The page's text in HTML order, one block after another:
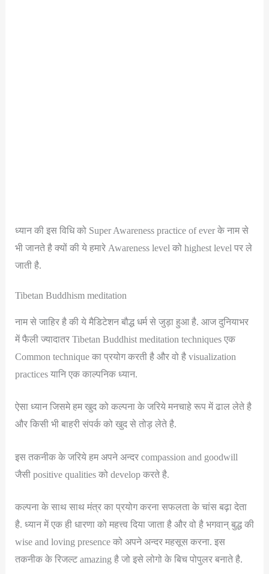
ध्यान की इस विधि को Super Awareness practice of ever के नाम से
भी जानते है क्यों की ये हमारे Awareness level को highest level पर ले
जाती है.
Tibetan Buddhism meditation
नाम से जाहिर है की ये मैडिटेशन बौद्ध धर्म से जुड़ा हुआ है. आज दुनियाभर
में फैली ज्यादातर Tibetan Buddhist meditation techniques एक
Common technique का प्रयोग करती है और वो है visualization
practices यानि एक काल्पनिक ध्यान.
ऐसा ध्यान जिसमे हम खुद को कल्पना के जरिये मनचाहे रूप में ढाल लेते है
और किसी भी बाहरी संपर्क को खुद से तोड़ लेते है.
इस तकनीक के जरिये हम अपने अन्दर compassion and goodwill
जैसी positive qualities को develop करते है.
कल्पना के साथ साथ मंत्र का प्रयोग करना सफलता के चांस बढ़ा देता
है. ध्यान में एक ही धारणा को महत्त्व दिया जाता है और वो है भगवान् बुद्ध की
wise and loving presence को अपने अन्दर महसूस करना. इस
तकनीक के रिजल्ट amazing है जो इसे लोगो के बिच पोपुलर बनाते है.